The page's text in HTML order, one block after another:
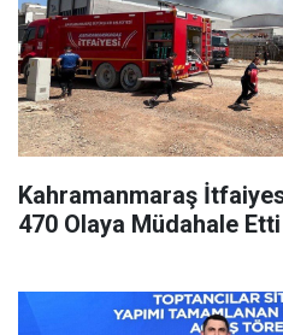
Kahramanmaraş
470 Olaya Müdahale Etti